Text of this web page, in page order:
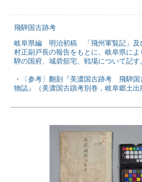
飛騨国古跡考
岐阜県編 明治初稿 「飛州軍覧記」及
村正副戸長の報告をもとに、岐阜県に
騨の国府、城砦舘宅、戦場について記す
・〔参考〕翻刻『美濃国古跡考 飛騨
物誌』（美濃国古蹟考別巻，岐阜郷土